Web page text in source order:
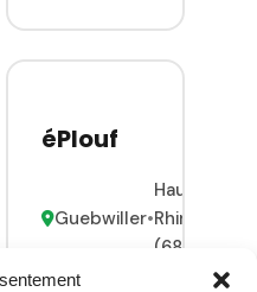
jardins,
aménagements
sur mesure
Du conseil à
éPlouf
Guebwiller•
Haut-
Rhin
(68)